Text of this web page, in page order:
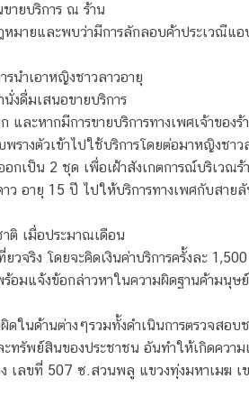
ายบริการ ณ ร้าน
มายและพบว่ามีการลักลอบค้าประเวณีแ
นำเอาหญิงชาวลาวอายุ
งดื่มเสนอขายบริการ
ละหากมีการขายบริการทางเพศเจ้าของร้
รางตัวเข้าไปใช้บริการโดยต่อมาหญิงชา
เป็น 2 ชุด เพื่อเฝ้าสังเกตการณ์บริเวณร้
ว อายุ 15 ปี ไปให้บริการทางเพศกับสา
ติ เมื่อประมาณเดือน
จริง โดยจะคิดเงินค่าบริการครั้งละ
อมแจ้งข้อกล่าวหาในความผิดฐานค้าม
ในด้านต่างๆรวมทั้งดำเนินการตรวจสอบ
รัพย์สินของประชาชน อันทำให้เกิดควา
เลขที่ 507 ซ.สวนพลู แขวงทุ่งมหาเมฆ